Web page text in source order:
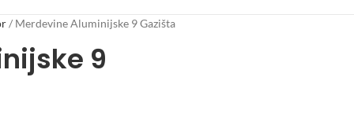
/ Merdevine Aluminijske 9 Gazišta
9